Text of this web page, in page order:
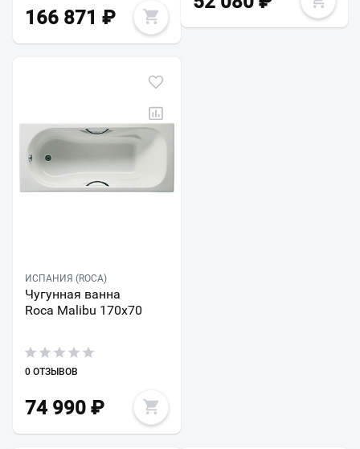
166 871 ₽
ИСПАНИЯ (ROCA)
Чугунная ванна
Roca Malibu 170x70
0 ОТЗЫВОВ
74 990 ₽